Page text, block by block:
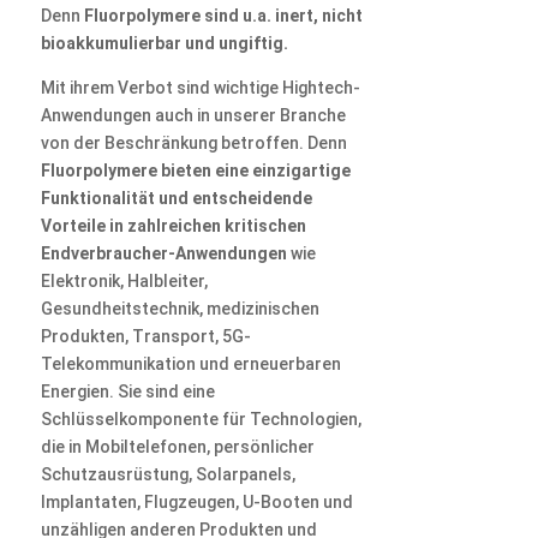
Denn Fluorpolymere sind u.a. inert, nicht
bioakkumulierbar und ungiftig.
Mit ihrem Verbot sind wichtige Hightech-
Anwendungen auch in unserer Branche
von der Beschränkung betroffen. Denn
Fluorpolymere bieten eine einzigartige
Funktionalität und entscheidende
Vorteile in zahlreichen kritischen
Endverbraucher-Anwendungen wie
Elektronik, Halbleiter,
Gesundheitstechnik, medizinischen
Produkten, Transport, 5G-
Telekommunikation und erneuerbaren
Energien. Sie sind eine
Schlüsselkomponente für Technologien,
die in Mobiltelefonen, persönlicher
Schutzausrüstung, Solarpanels,
Implantaten, Flugzeugen, U-Booten und
unzähligen anderen Produkten und